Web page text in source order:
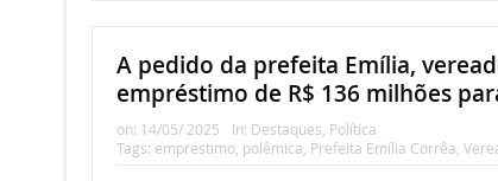
A pedido da prefeita Emília,
empréstimo de R$ 136 milhões
on: 14/05/ 2025 In: Destaques Política
Tags: emprestimo, polêmica Prefeita Emília Corrêa